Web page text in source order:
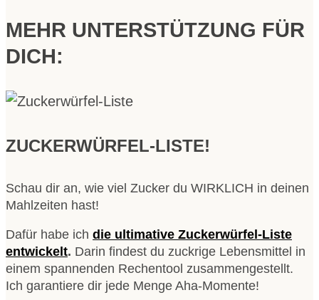
MEHR UNTERSTÜTZUNG FÜR
DICH:
ZUCKERWÜRFEL-LISTE!
Schau dir an, wie viel Zucker du WIRKLICH in deinen
Mahlzeiten hast!
Dafür habe ich die ultimative Zuckerwürfel-Liste
entwickelt. Darin findest du zuckrige Lebensmittel in
einem spannenden Rechentool zusammengestellt.
Ich garantiere dir jede Menge Aha-Momente!